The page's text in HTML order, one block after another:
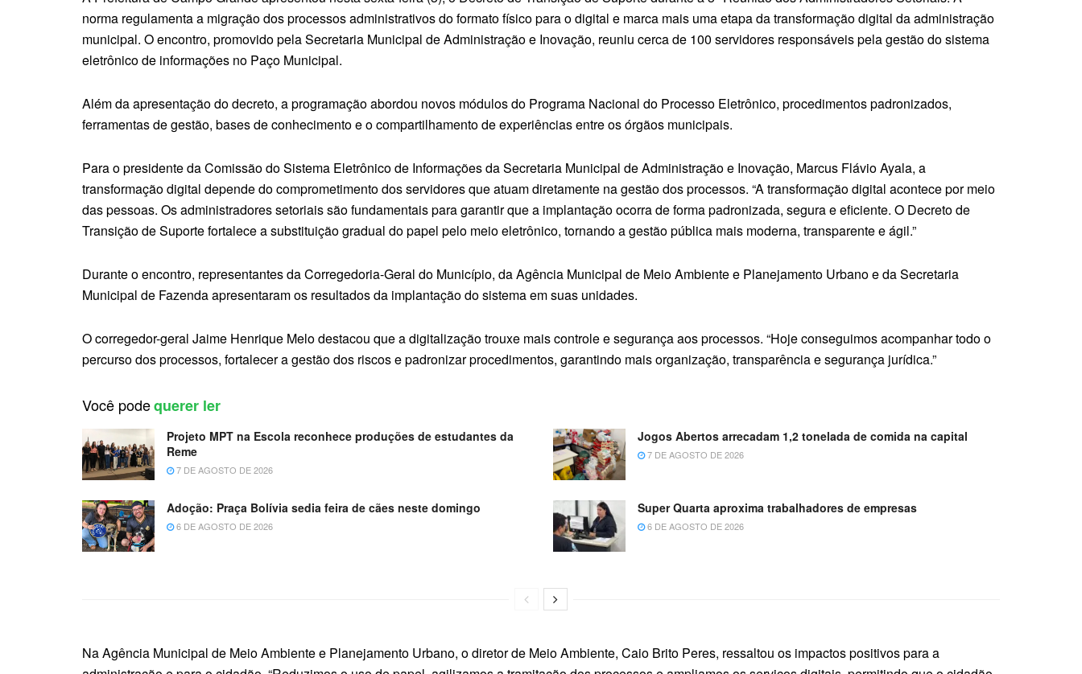
norma regulamenta a migração dos processos administrativos do formato físico para o digital e marca mais uma etapa da transformação digital da administração
municipal. O encontro, promovido pela Secretaria Municipal de Administração e Inovação, reuniu cerca de 100 servidores responsáveis pela gestão do sistema
eletrônico de informações no Paço Municipal.
Além da apresentação do decreto, a programação abordou novos módulos do Programa Nacional do Processo Eletrônico, procedimentos padronizados,
ferramentas de gestão, bases de conhecimento e o compartilhamento de experiências entre os órgãos municipais.
Para o presidente da Comissão do Sistema Eletrônico de Informações da Secretaria Municipal de Administração e Inovação, Marcus Flávio Ayala, a
transformação digital depende do comprometimento dos servidores que atuam diretamente na gestão dos processos. “A transformação digital acontece por meio
das pessoas. Os administradores setoriais são fundamentais para garantir que a implantação ocorra de forma padronizada, segura e eficiente. O Decreto de
Transição de Suporte fortalece a substituição gradual do papel pelo meio eletrônico, tornando a gestão pública mais moderna, transparente e ágil.”
Durante o encontro, representantes da Corregedoria-Geral do Município, da Agência Municipal de Meio Ambiente e Planejamento Urbano e da Secretaria
Municipal de Fazenda apresentaram os resultados da implantação do sistema em suas unidades.
O corregedor-geral Jaime Henrique Melo destacou que a digitalização trouxe mais controle e segurança aos processos. “Hoje conseguimos acompanhar todo o
percurso dos processos, fortalecer a gestão dos riscos e padronizar procedimentos, garantindo mais organização, transparência e segurança jurídica.”
Você podequerer ler
Projeto MPT na Escola reconhece produções de estudantes da
Reme
7 DE AGOSTO DE 2026
Jogos Abertos arrecadam 1,2 tonelada de comida na capital
7 DE AGOSTO DE 2026
Adoção: Praça Bolívia sedia feira de cães neste domingo
6 DE AGOSTO DE 2026
Super Quarta aproxima trabalhadores de empresas
6 DE AGOSTO DE 2026
Na Agência Municipal de Meio Ambiente e Planejamento Urbano, o diretor de Meio Ambiente, Caio Brito Peres, ressaltou os impactos positivos para a